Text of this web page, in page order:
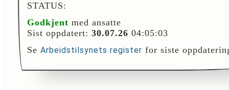
STATUS:
Godkjent med ansatte
Sist oppdatert: 30.07.26 04:05:03
Se Arbeidstilsynets register for siste